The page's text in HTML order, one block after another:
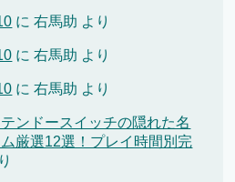
に右馬助 より
に右馬助 より
に右馬助 より
ンドースイッチの隠れた名
厳選12選！プレイ時間別完